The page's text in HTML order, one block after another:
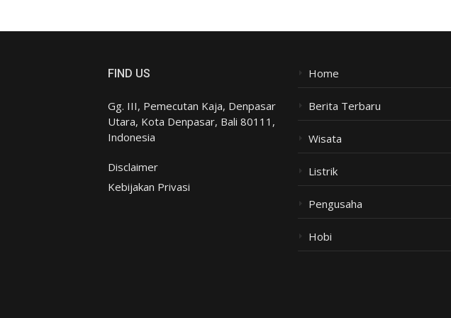
FIND US
Gg. III, Pemecutan Kaja, Denpasar
Utara, Kota Denpasar, Bali 80111,
Indonesia
Disclaimer
Kebijakan Privasi
Home
Berita Terbaru
Wisata
Listrik
Pengusaha
Hobi